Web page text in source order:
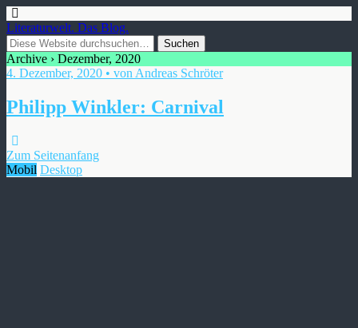
Literaturwelt. Das Blog.
Archive › Dezember, 2020
4. Dezember, 2020 • von Andreas Schröter
Philipp Winkler: Carnival
Zum Seitenanfang
Mobil Desktop